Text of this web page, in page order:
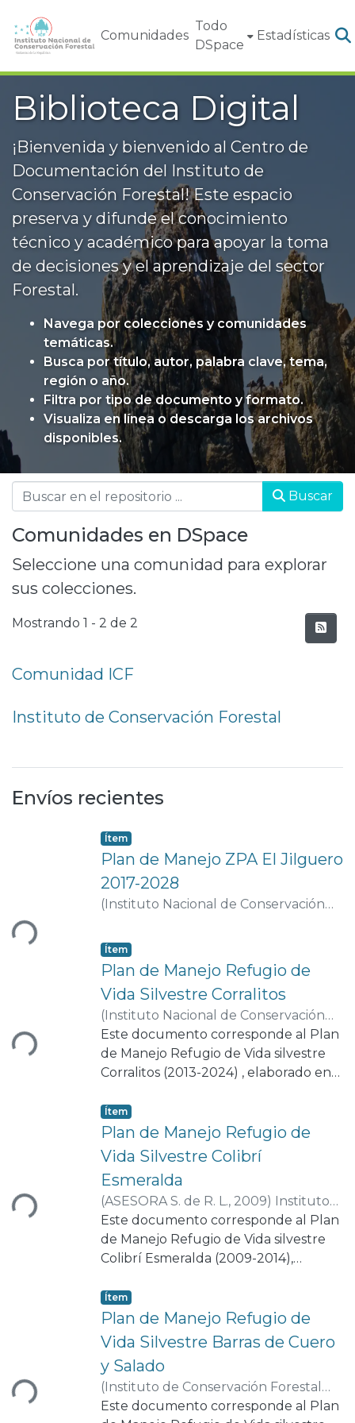
Comunidades
Todo
DSpace
Estadísticas
Biblioteca Digital
¡Bienvenida y bienvenido al Centro de
Documentación del Instituto de
Conservación Forestal! Este espacio
preserva y difunde el conocimiento
técnico y académico para apoyar la toma
de decisiones y el aprendizaje del sector
Forestal.
Navega por colecciones y comunidades
temáticas.
Busca por título, autor, palabra clave, tema,
región o año.
Filtra por tipo de documento y formato.
Visualiza en línea o descarga los archivos
disponibles.
Buscar
Comunidades en DSpace
Seleccione una comunidad para explorar
sus colecciones.
Mostrando 1 - 2 de 2
Comunidad ICF
Instituto de Conservación Forestal
Envíos recientes
Item type:
Ítem,
Plan de Manejo ZPA El Jilguero
2017-2028
(Instituto Nacional de Conservación
Nacional de Conservación Forestal
(ICF).
2223-7703
Item type:
Ítem,
Plan de Manejo Refugio de
Vida Silvestre Corralitos
(Instituto Nacional de Conservación
Forestal (ICF).,2013)Instituto Nacional
de Conservación Forestal (ICF).;2223-
7703
Este documento corresponde al Plan
de Manejo Refugio de Vida silvestre
Corralitos (2013-2024) , elaborado en
87-87, mediante el cual se declara y
reglamenta la protección de esta
zona. El plan de Manejo establece las
administrativas para la conservación,
uso sostenible y gestión de área, en
concordancia con la normativa
ambiental vigente a nivel nacional y
regional.
Item type:
Ítem,
Plan de Manejo Refugio de
Vida Silvestre Colibrí
Esmeralda
(ASESORA S. de R. L., 2009) Instituto
Nacional de Conservación Forestal
(ICF).;2223-7703
Este documento corresponde al Plan
de Manejo Refugio de Vida silvestre
Colibrí Esmeralda (2009-2014),
Decreto Legislativo No. 159-2005,
mediante el cual se declara y
reglamenta la protección de esta
directrices técnicas, legales y
administrativas para la conservación,
uso sostenible y gestión de área, en
Item type:
Ítem,
Plan de Manejo Refugio de
Vida Silvestre Barras de Cuero
y Salado
(Instituto de Conservación Forestal
(ICF) ,2022)Instituto de Conservación
Este documento corresponde al Plan